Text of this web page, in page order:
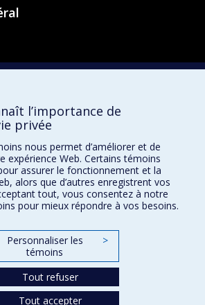
Secrétariat général
l’importance de
privée
nous permet d’améliorer et de
expérience Web. Certains témoins
assurer le fonctionnement et la
alors que d’autres enregistrent vos
tout, vous consentez à notre
pour mieux répondre à vos besoins.
Personnaliser les
témoins
>
Tout refuser
Tout accepter